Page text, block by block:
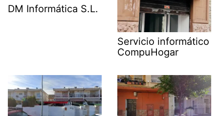
DM Informática S.L.
Servicio informático
CompuHogar